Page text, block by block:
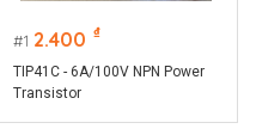
1 2.400 ₫
TIP41C - 6A/100V NPN Power
Transistor